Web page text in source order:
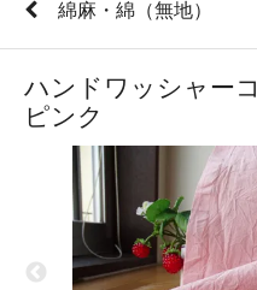
綿麻・綿（無地）
ハンドワッシャー
ピンク